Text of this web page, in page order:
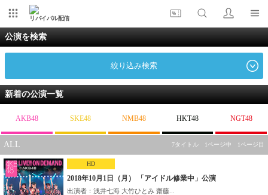
リバイバル配信
公演を検索
絞り込み検索
新着の公演一覧
AKB48 SKE48 NMB48 HKT48 NGT48
ALL 7タイトル 1ページ中 1ページ目
HD
2018年10月1日（月） 「アイドル修業中」公演
出演者：浅井七海 大竹ひとみ 齋藤...